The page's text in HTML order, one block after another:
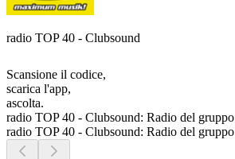
radio TOP 40 - Clubsound
Scansione il codice,
scarica l'app,
ascolta.
radio TOP 40 - Clubsound: Radio del gruppo
radio TOP 40 - Clubsound: Radio del gruppo